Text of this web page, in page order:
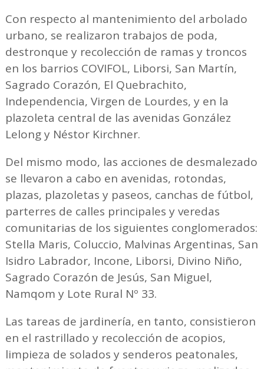
Con respecto al mantenimiento del arbolado
urbano, se realizaron trabajos de poda,
destronque y recolección de ramas y troncos
en los barrios COVIFOL, Liborsi, San Martín,
Sagrado Corazón, El Quebrachito,
Independencia, Virgen de Lourdes, y en la
plazoleta central de las avenidas González
Lelong y Néstor Kirchner.
Del mismo modo, las acciones de desmalezado
se llevaron a cabo en avenidas, rotondas,
plazas, plazoletas y paseos, canchas de fútbol,
parterres de calles principales y veredas
comunitarias de los siguientes conglomerados:
Stella Maris, Coluccio, Malvinas Argentinas, San
Isidro Labrador, Incone, Liborsi, Divino Niño,
Sagrado Corazón de Jesús, San Miguel,
Namqom y Lote Rural Nº 33.
Las tareas de jardinería, en tanto, consistieron
en el rastrillado y recolección de acopios,
limpieza de solados y senderos peatonales,